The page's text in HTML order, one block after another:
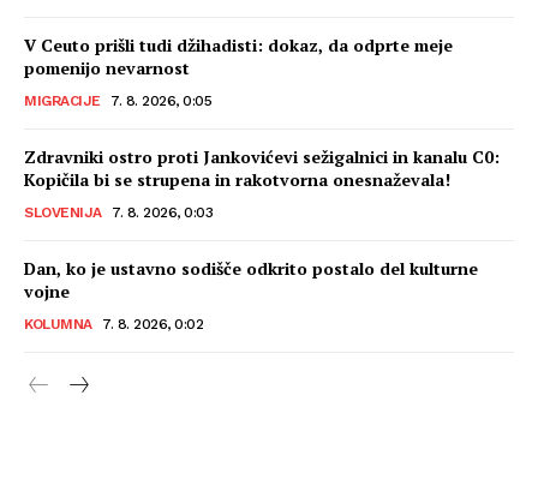
V Ceuto prišli tudi džihadisti: dokaz, da odprte meje
pomenijo nevarnost
MIGRACIJE 7. 8. 2026, 0:05
Zdravniki ostro proti Jankovićevi sežigalnici in kanalu C0:
Kopičila bi se strupena in rakotvorna onesnaževala!
SLOVENIJA 7. 8. 2026, 0:03
Dan, ko je ustavno sodišče odkrito postalo del kulturne
vojne
KOLUMNA 7. 8. 2026, 0:02